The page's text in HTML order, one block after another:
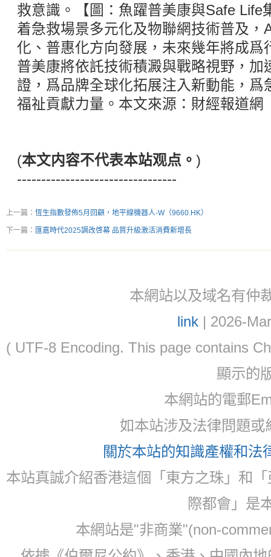
救意識。【圖：魚躍普美康與Safe Life
着急救場景多元化及物聯網技術普及，
化、普惠化方向發展，未來幾年將成爲
普美康將依託技術積澱與戰略視野，加
證，爲品牌全球化拓展注入新動能，爲
福祉貢獻力量。本文來源：財經報道網
(本文内容不代表本站观点。 )
---------------------------------
上一篇： 恆生指數發佈5月回顧，地平線機器人-W（9660.HK）
下一篇： 匯嘉時代2025調改啓幕 品質升級激活消費新增長
本網站以及域名有仲
link| 2026-
( UTF-8 Encoding. This page contains
顯示的
本網站的電郵
如本站涉及法律問題
關於本站的知識產權和法
本站真誠介紹香港這個「東方之珠」和
際都會」是
本網站是"非商業"(non-